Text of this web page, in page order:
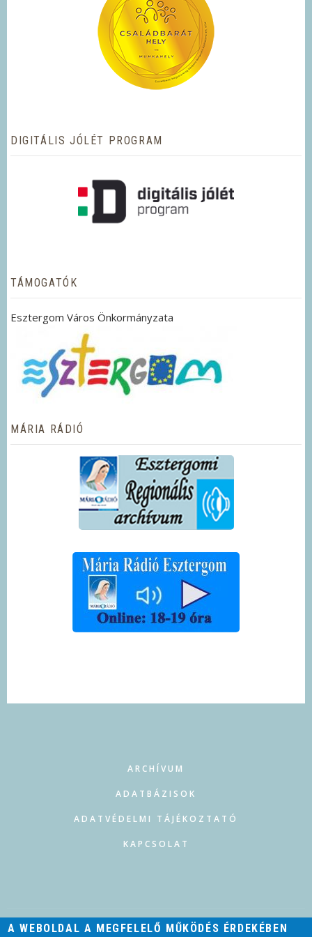
DIGITÁLIS JÓLÉT PROGRAM
TÁMOGATÓK
Esztergom Város Önkormányzata
MÁRIA RÁDIÓ
ARCHÍVUM
ADATBÁZISOK
ADATVÉDELMI TÁJÉKOZTATÓ
KAPCSOLAT
A WEBOLDAL A MEGFELELŐ MŰKÖDÉS ÉRDEKÉBEN